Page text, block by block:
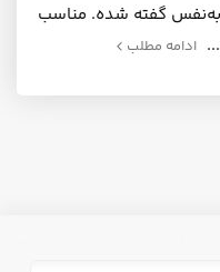
گفته شده. مناسب
ادامه مطلب